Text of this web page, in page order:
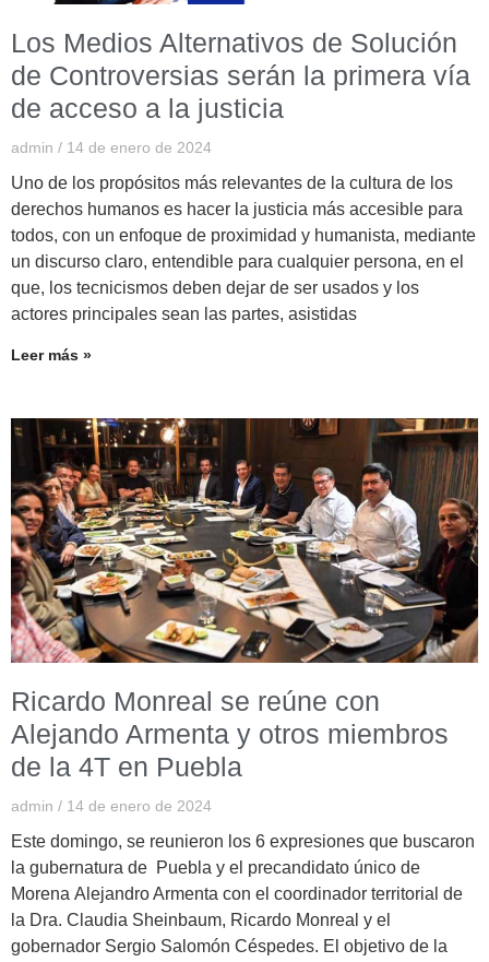
Los Medios Alternativos de Solución
de Controversias serán la primera vía
de acceso a la justicia
admin 14 de enero de 2024
Uno de los propósitos más relevantes de la cultura de los
derechos humanos es hacer la justicia más accesible para
todos, con un enfoque de proximidad y humanista, mediante
un discurso claro, entendible para cualquier persona, en el
que, los tecnicismos deben dejar de ser usados y los
actores principales sean las partes, asistidas
Leer más »
Ricardo Monreal se reúne con
Alejando Armenta y otros miembros
de la 4T en Puebla
admin 14 de enero de 2024
Este domingo, se reunieron los 6 expresiones que buscaron
la gubernatura de Puebla y el precandidato único de
Morena Alejandro Armenta con el coordinador territorial de
la Dra. Claudia Sheinbaum, Ricardo Monreal y el
gobernador Sergio Salomón Céspedes. El objetivo de la